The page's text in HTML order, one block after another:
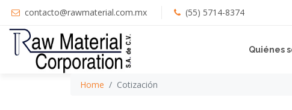
contacto@rawmaterial.com.mx (55) 5714-8374
Quiénes
Home Cotización